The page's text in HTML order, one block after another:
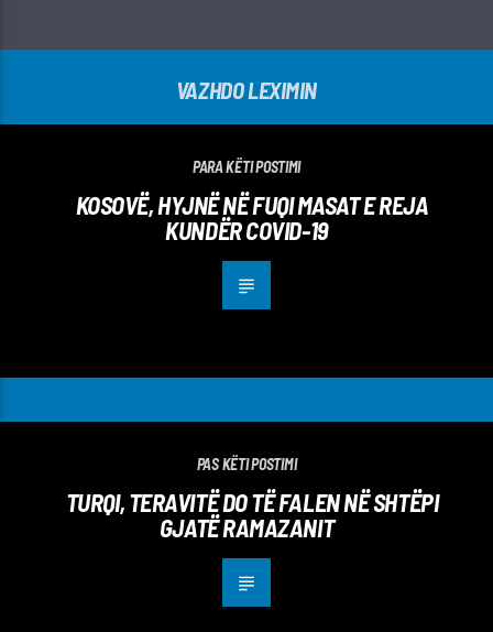
VAZHDO LEXIMIN
PARA KËTI POSTIMI
KOSOVË, HYJNË NË FUQI MASAT E REJA
KUNDËR COVID-19
PAS KËTI POSTIMI
TURQI, TERAVITË DO TË FALEN NË SHTËPI
GJATË RAMAZANIT